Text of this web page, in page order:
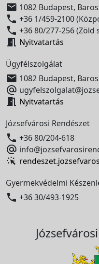
 1082 Budapest,
 +36 1/459-2100
 +36 80/277-256 (Zöld
 Nyitvatartás
Ügyfélszolgálat
 1082 Budapest,

 Nyitvatartás
Józsefvárosi Rendészet
 +36 80/204-618

Gyermekvédelmi
 +36 30/493-1925